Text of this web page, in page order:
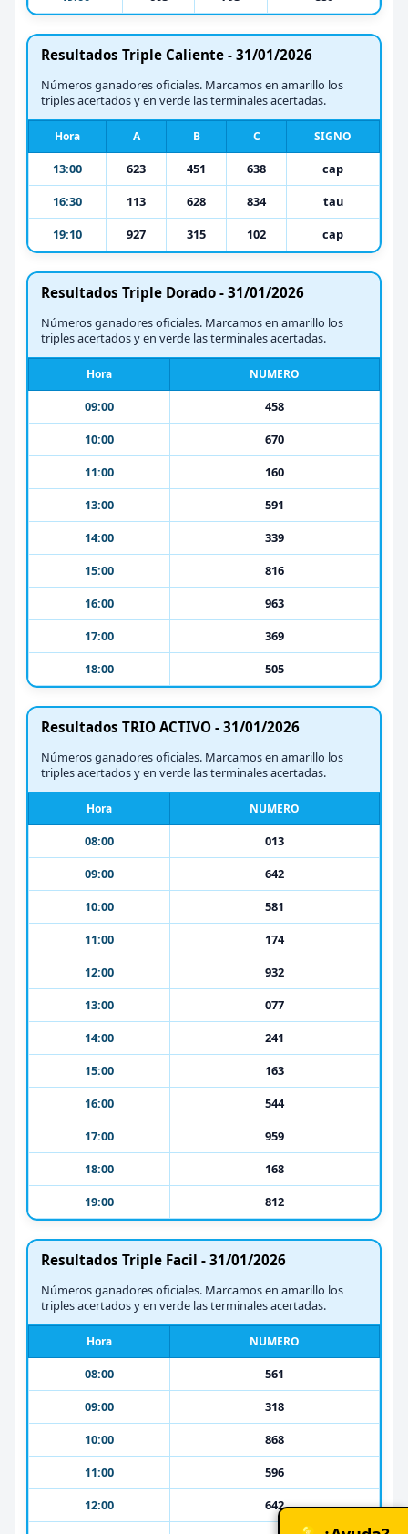
Resultados Triple Caliente - 31/01/2026
Números ganadores oficiales. Marcamos en amarillo los
triples acertados y en verde las terminales acertadas.
Hora A B C SIGNO
13:00 623 451 638
cap
16:30
113 628 834
tau
19:10
927 315 102 cap
Resultados Triple Dorado - 31/01/2026
Números ganadores oficiales. Marcamos en amarillo los
triples acertados y en verde las terminales acertadas.
Hora NUMERO
09:00
458
10:00
670
11:00
160
13:00
591
14:00
339
15:00
816
16:00
963
17:00
369
18:00
505
Resultados TRIO ACTIVO - 31/01/2026
Números ganadores oficiales. Marcamos en amarillo los
triples acertados y en verde las terminales acertadas.
Hora NUMERO
08:00
013
09:00
642
10:00
581
11:00
174
12:00
932
13:00
077
14:00
241
15:00
163
16:00
544
17:00
959
18:00
168
19:00
812
Resultados Triple Facil - 31/01/2026
Números ganadores oficiales. Marcamos en amarillo los
triples acertados y en verde las terminales acertadas.
Hora NUMERO
08:00
561
09:00
318
10:00
868
11:00
596
12:00
642